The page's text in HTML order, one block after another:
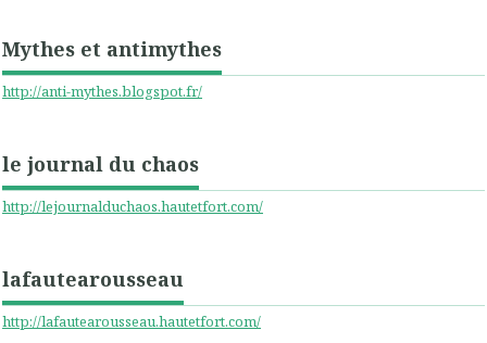
Mythes et antimythes
http://anti-mythes.blogspot.fr/
le journal du chaos
http://lejournalduchaos.hautetfort.com/
lafautearousseau
http://lafautearousseau.hautetfort.com/